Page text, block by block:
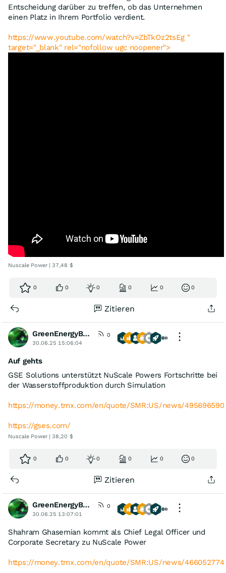
Entscheidung darüber zu treffen, ob das Unternehmen
einen Platz in Ihrem Portfolio verdient.
https://www.youtube.com/watch?v=ZbTkOz2tsEg "
target="_blank" rel="nofollow ugc noopener">
Nuscale Power | 37,48 $
0 0 0 0 0 0
Zitieren
GreenEnergyBull
0
30.06.25 15:06:04
Auf gehts
GSE Solutions unterstützt NuScale Powers Fortschritte bei
der Wasserstoffproduktion durch Simulation
https://money.tmx.com/en/quote/SMR:US/news/
https://gses.com/
Nuscale Power | 38,20 $
0 0 0 0 0 0
Zitieren
GreenEnergyBull
0
30.06.25 13:07:01
Shahram Ghasemian kommt als Chief Legal Officer und
Corporate Secretary zu NuScale Power
https://money.tmx.com/en/quote/SMR:US/news/